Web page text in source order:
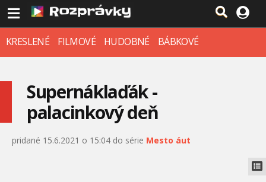
KRESLENÉ FILMOVÉ HUDOBNÉ BÁBKOVÉ
Supernáklaďák -
palacinkový deň
pridané 15.6.2021 o 15:04 do série Mesto áut